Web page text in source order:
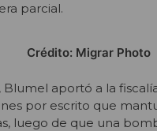
parcial.
Crédito: Migrar Photo
Blumel aportó a la
por escrito que
luego de que una